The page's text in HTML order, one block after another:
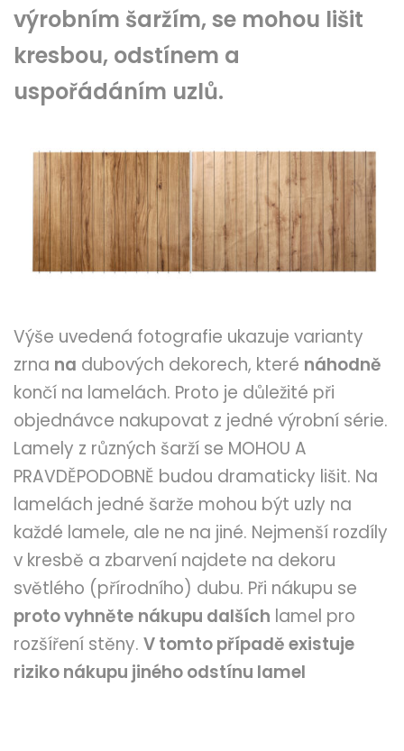
výrobním šaržím, se mohou lišit
kresbou, odstínem a
uspořádáním uzlů.
Výše uvedená fotografie ukazuje varianty
zrna na dubových dekorech, které náhodně
končí na lamelách. Proto je důležité při
objednávce nakupovat z jedné výrobní série.
Lamely z různých šarží se MOHOU A
PRAVDĚPODOBNĚ budou dramaticky lišit. Na
lamelách jedné šarže mohou být uzly na
každé lamele, ale ne na jiné. Nejmenší rozdíly
v kresbě a zbarvení najdete na dekoru
světlého (přírodního) dubu. Při nákupu se
proto vyhněte nákupu dalších lamel pro
rozšíření stěny. V tomto případě existuje
riziko nákupu jiného odstínu lamel